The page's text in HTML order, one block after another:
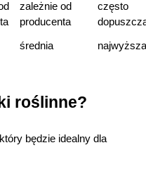
zależnie od
producenta
często
średnia najwyższa
roślinne?
będzie idealny dla